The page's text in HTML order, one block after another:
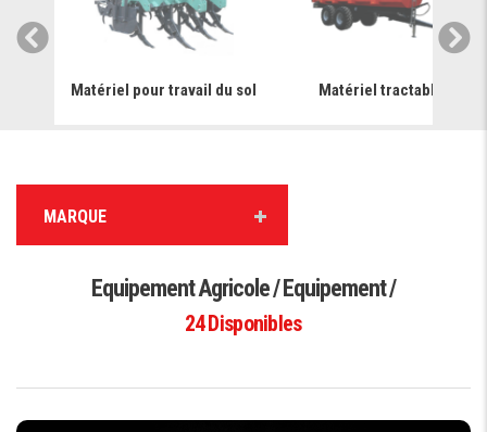
Matériel pour travail du sol Matériel tractable
MARQUE
Equipement Agricole / Equipement /
24Disponibles